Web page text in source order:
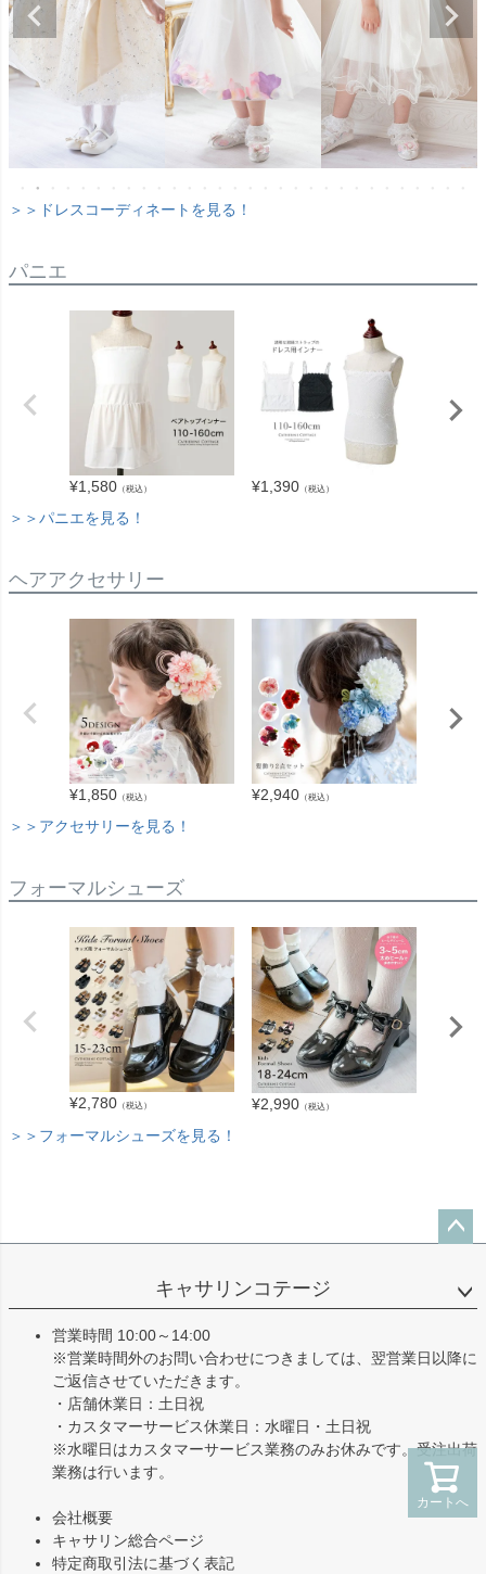
カートへ
＞＞ドレスコーディネートを見る！
パニエ
¥1,580 （税込） ¥1,390 （税込）
＞＞パニエを見る！
ヘアアクセサリー
¥1,850 （税込） ¥2,940 （税込）
＞＞アクセサリーを見る！
フォーマルシューズ
¥2,780 （税込） ¥2,990 （税込）
＞＞フォーマルシューズを見る！
ップ
キャサリンコテージ
営業時間 10:00～14:00
※営業時間外のお問い合わせにつきましては、翌営業日以降に
ご返信させていただきます。
・店舗休業日：土日祝
・カスタマーサービス休業日：水曜日・土日祝
※水曜日はカスタマーサービス業務のみお休みです。受注出荷
業務は行います。
会社概要
キャサリン総合ページ
特定商取引法に基づく表記